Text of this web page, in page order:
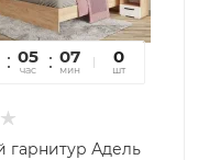
05
час
07
мин
55
сек
0
шт
гарнитур Адель